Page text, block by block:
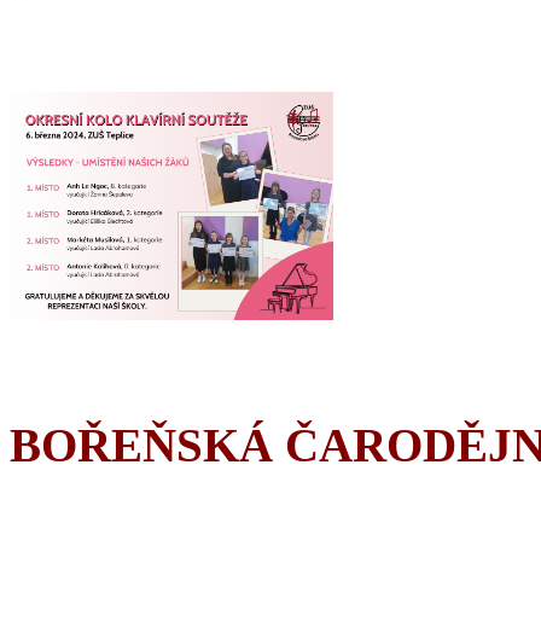
BOŘEŇSKÁ